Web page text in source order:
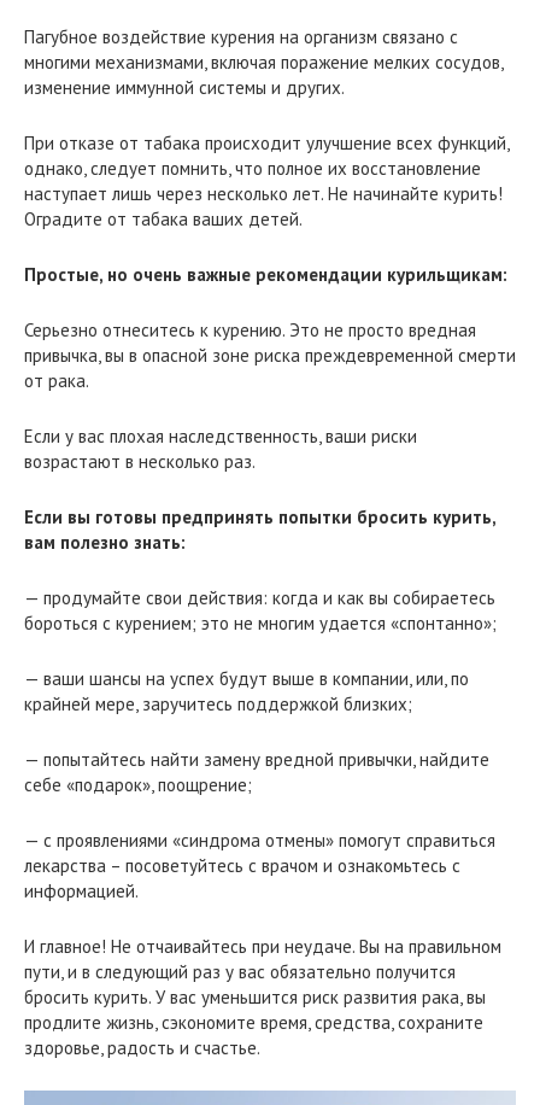
Пагубное воздействие курения на организм связано с
многими механизмами, включая поражение мелких сосудов,
изменение иммунной системы и других.
При отказе от табака происходит улучшение всех функций,
однако, следует помнить, что полное их восстановление
наступает лишь через несколько лет. Не начинайте курить!
Оградите от табака ваших детей.
Простые, но очень важные рекомендации курильщикам:
Серьезно отнеситесь к курению. Это не просто вредная
привычка, вы в опасной зоне риска преждевременной смерти
от рака.
Если у вас плохая наследственность, ваши риски
возрастают в несколько раз.
Если вы готовы предпринять попытки бросить курить,
вам полезно знать:
— продумайте свои действия: когда и как вы собираетесь
бороться с курением; это не многим удается «спонтанно»;
— ваши шансы на успех будут выше в компании, или, по
крайней мере, заручитесь поддержкой близких;
— попытайтесь найти замену вредной привычки, найдите
себе «подарок», поощрение;
— с проявлениями «синдрома отмены» помогут справиться
лекарства – посоветуйтесь с врачом и ознакомьтесь с
информацией.
И главное! Не отчаивайтесь при неудаче. Вы на правильном
пути, и в следующий раз у вас обязательно получится
бросить курить. У вас уменьшится риск развития рака, вы
продлите жизнь, сэкономите время, средства, сохраните
здоровье, радость и счастье.